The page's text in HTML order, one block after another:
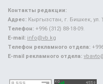
Контакты редакции:
Адрес: Кыргызстан, г. Бишкек, ул.
Телефон: +996 (312) 88-18-09.
E-mail: info@vb.kg
Телефон рекламного отдела:
E-mail рекламного отдела: